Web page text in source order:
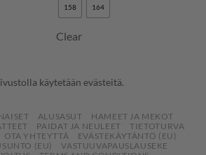
158 164
Clear
käytetään evästeitä.
ALUSASUT
HAMEET JA MEKOT
PAIDAT JA NEULEET
TIETOTURVA
OTA YHTEYTTÄ
EVÄSTEKÄYTÄNTÖ (EU)
(EU)
VASTUUVAPAUSLAUSEKE